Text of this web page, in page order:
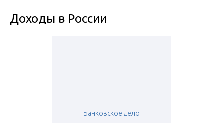
Доходы в России
Банковское дело